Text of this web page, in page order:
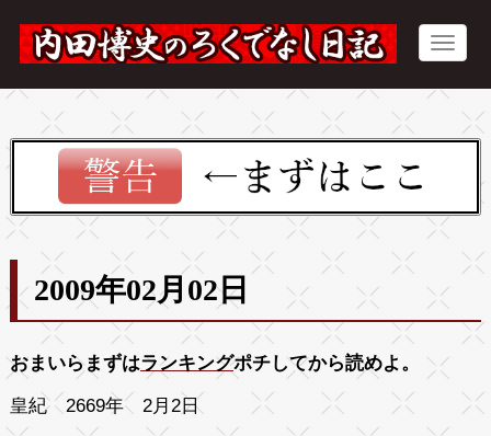
2009年02月02日
おまいらまずはランキングポチしてから読めよ。
皇紀 2669年 2月2日